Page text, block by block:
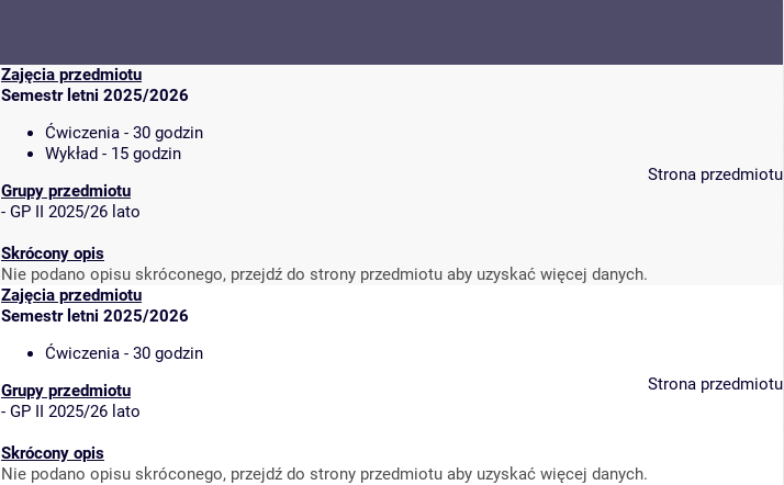
Zajęcia przedmiotu
Semestr letni 2025/2026
Ćwiczenia - 30 godzin
Wykład - 15 godzin
Grupy przedmiotu
- GP II 2025/26 lato
Skrócony opis
Nie podano opisu skróconego, przejdź do strony przedmiotu aby uzyskać więcej danych.
Strona przedmiotu
Zajęcia przedmiotu
Semestr letni 2025/2026
Ćwiczenia - 30 godzin
Grupy przedmiotu
- GP II 2025/26 lato
Skrócony opis
Nie podano opisu skróconego, przejdź do strony przedmiotu aby uzyskać więcej danych.
Strona przedmiotu